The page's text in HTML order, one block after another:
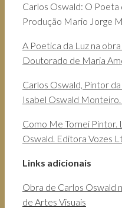
Carlos Oswald: O Poeta
Produção Mario Jorge
A Poetica da Luz na
Doutorado de Maria
Carlos Oswald, Pintor
Isabel Oswald
Como Me Tornei Pintor.
Oswald. Editora Vozes
Links adicionais
Obra de Carlos Oswald
de Artes Visuais